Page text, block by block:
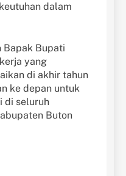
dalam
Bapak Bupati
yang
di akhir tahun
ke depan untuk
di seluruh
Buton